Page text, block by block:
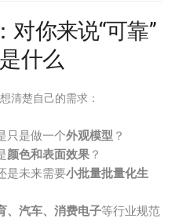
对你来说“可靠”
什么
清楚自己的需求：
只是做一个外观模型 ？
颜色和表面效果 ？
是未来需要小批量批量化生
、汽车、消费电子等行业规范